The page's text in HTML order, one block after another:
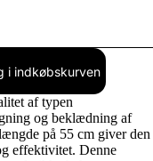
i indkøbskurven
af typen
og beklædning af
på 55 cm giver den
effektivitet. Denne